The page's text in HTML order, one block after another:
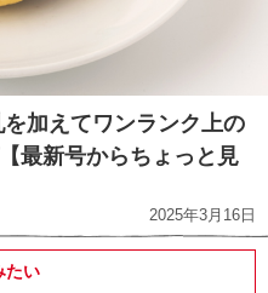
加えてワンランク上の
最新号からちょっと見
2025年3月16日
たい